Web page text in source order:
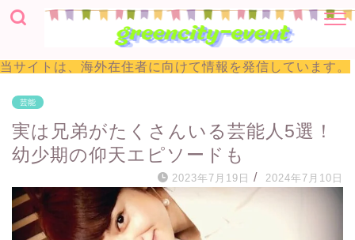
当サイトは、海外在住者に向けて情報を発信しています。
芸能
実は兄弟がたくさんいる芸能人5選！
幼少期の仰天エピソードも
2023年7月19日 / 2024年7月10日